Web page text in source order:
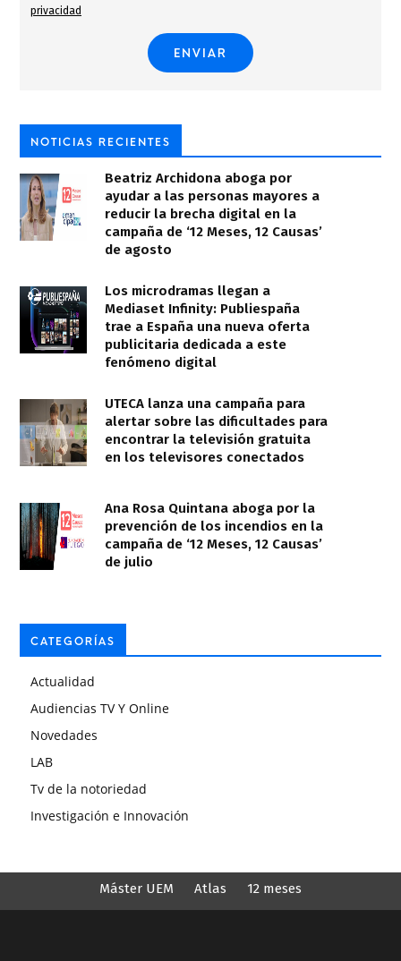
privacidad
NOTICIAS RECIENTES
Beatriz Archidona aboga por
ayudar a las personas mayores a
reducir la brecha digital en la
campaña de ‘12 Meses, 12 Causas’
de agosto
Los microdramas llegan a
Mediaset Infinity: Publiespaña
trae a España una nueva oferta
publicitaria dedicada a este
fenómeno digital
UTECA lanza una campaña para
alertar sobre las dificultades para
encontrar la televisión gratuita
en los televisores conectados
Ana Rosa Quintana aboga por la
prevención de los incendios en la
campaña de ‘12 Meses, 12 Causas’
de julio
CATEGORÍAS
Actualidad
Audiencias TV Y Online
Novedades
LAB
Tv de la notoriedad
Investigación e Innovación
Máster UEM Atlas 12 meses